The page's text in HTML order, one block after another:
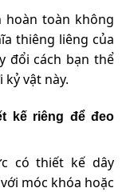
hoàn toàn không
thiêng liêng của
đổi cách bạn thể
vật này.
kế riêng để đeo
có thiết kế dây
móc khóa hoặc